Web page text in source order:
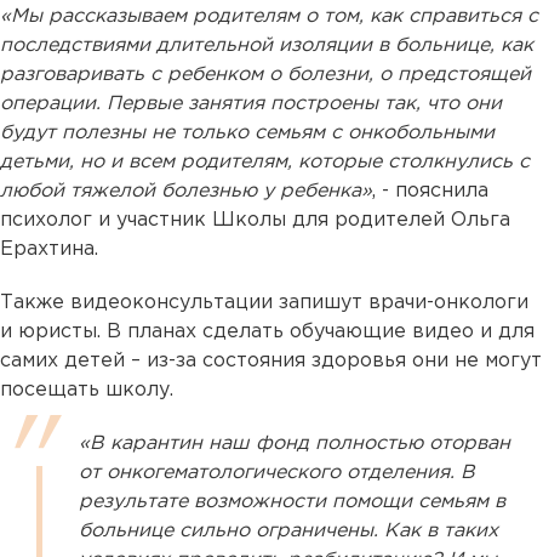
«Мы рассказываем родителям о том, как справиться с
последствиями длительной изоляции в больнице, как
разговаривать с ребенком о болезни, о предстоящей
операции. Первые занятия построены так, что они
будут полезны не только семьям с онкобольными
детьми, но и всем родителям, которые столкнулись с
любой тяжелой болезнью у ребенка», - пояснила
психолог и участник Школы для родителей Ольга
Ерахтина.
Также видеоконсультации запишут врачи-онкологи
и юристы. В планах сделать обучающие видео и для
самих детей – из-за состояния здоровья они не могут
посещать школу.
«В карантин наш фонд полностью оторван
от онкогематологического отделения. В
результате возможности помощи семьям в
больнице сильно ограничены. Как в таких